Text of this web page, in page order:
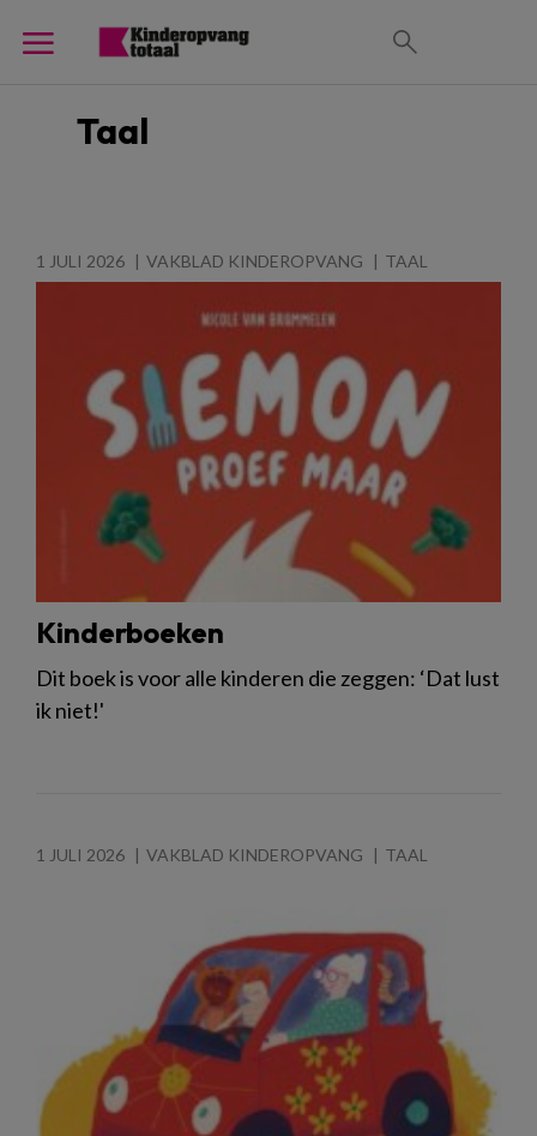
Taal
1 JULI 2026 VAKBLAD KINDEROPVANG TAAL
Kinderboeken
Dit boek is voor alle kinderen die zeggen: ‘Dat lust
ik niet!'
1 JULI 2026 VAKBLAD KINDEROPVANG TAAL